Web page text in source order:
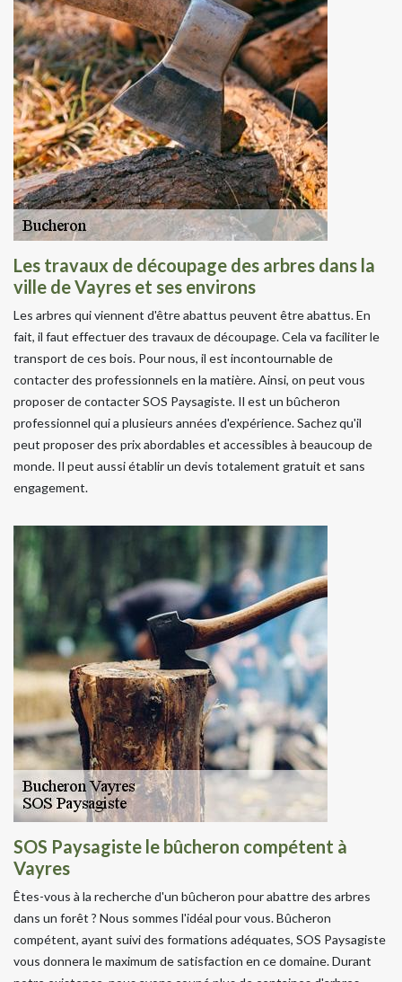
Les travaux de découpage des arbres dans la
ville de Vayres et ses environs
Les arbres qui viennent d'être abattus peuvent être abattus. En
fait, il faut effectuer des travaux de découpage. Cela va faciliter le
transport de ces bois. Pour nous, il est incontournable de
contacter des professionnels en la matière. Ainsi, on peut vous
proposer de contacter SOS Paysagiste. Il est un bûcheron
professionnel qui a plusieurs années d'expérience. Sachez qu'il
peut proposer des prix abordables et accessibles à beaucoup de
monde. Il peut aussi établir un devis totalement gratuit et sans
engagement.
SOS Paysagiste le bûcheron compétent à
Vayres
Êtes-vous à la recherche d'un bûcheron pour abattre des arbres
dans un forêt ? Nous sommes l'idéal pour vous. Bûcheron
compétent, ayant suivi des formations adéquates, SOS Paysagiste
vous donnera le maximum de satisfaction en ce domaine. Durant